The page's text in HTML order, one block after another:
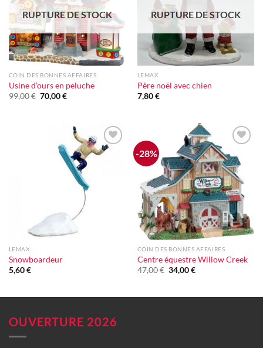
RUPTURE DE STOCK
COIN DES BONNES AFFAIRES
Usine d’ours en peluche
99,00€ Le
prix
70,00€Le
70,00 €.
RUPTURE DE STOCK
LEMAX
Père noël avec chien
7,80€
Ajouter
LEMAX
Snowboardeur
5,60€
-28%
à la liste
d'envie
COIN DES BONNES AFFAIRES
Centre équestre Willow Creek
47,00€ Le
prix
47,00 €.
34,00€Le
34,00 €.
OUVERTURE 2026